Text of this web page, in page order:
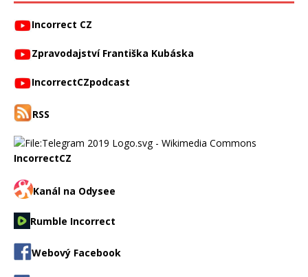
Incorrect CZ
Zpravodajství Františka Kubáska
IncorrectCZpodcast
RSS
IncorrectCZ
Kanál na Odysee
Rumble Incorrect
Webový Facebook